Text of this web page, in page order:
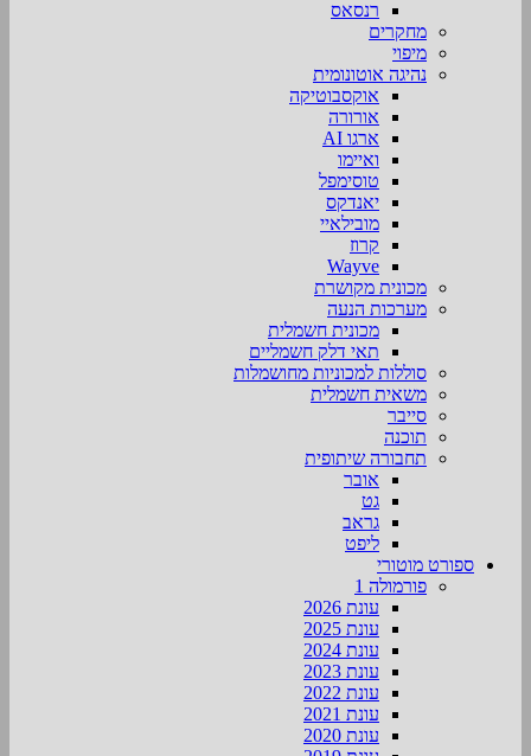
רנסאס
מחקרים
מיפוי
נהיגה אוטונומית
אוקסבוטיקה
אורורה
ארגו AI
ואיימו
טוסימפל
יאנדקס
מובילאיי
קרוז
Wayve
מכונית מקושרת
מערכות הנעה
מכונית חשמלית
תאי דלק חשמליים
סוללות למכוניות מחושמלות
משאית חשמלית
סייבר
תוכנה
תחבורה שיתופית
אובר
גט
גראב
ליפט
ספורט מוטורי
פורמולה 1
עונת 2026
עונת 2025
עונת 2024
עונת 2023
עונת 2022
עונת 2021
עונת 2020